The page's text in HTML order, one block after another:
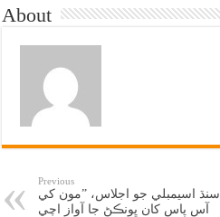
About
Previous
سنڌ اسيمبلي جو اجلاس، ”مون کي
آس پاس کان ڀونڪڻ جا آواز اچي